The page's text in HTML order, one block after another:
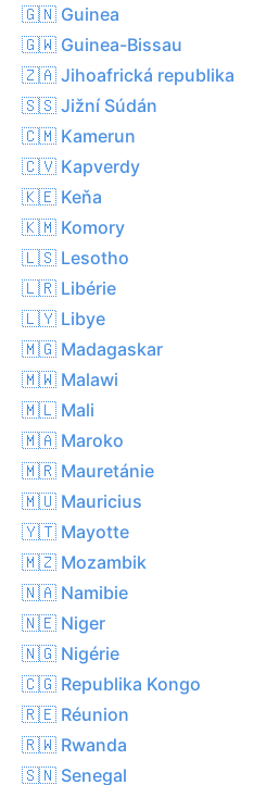
🇬🇳 Guinea
🇬🇼 Guinea-Bissau
🇿🇦 Jihoafrická republika
🇸🇸 Jižní Súdán
🇨🇲 Kamerun
🇨🇻 Kapverdy
🇰🇪 Keňa
🇰🇲 Komory
🇱🇸 Lesotho
🇱🇷 Libérie
🇱🇾 Libye
🇲🇬 Madagaskar
🇲🇼 Malawi
🇲🇱 Mali
🇲🇦 Maroko
🇲🇷 Mauretánie
🇲🇺 Mauricius
🇾🇹 Mayotte
🇲🇿 Mozambik
🇳🇦 Namibie
🇳🇪 Niger
🇳🇬 Nigérie
🇨🇬 Republika Kongo
🇷🇪 Réunion
🇷🇼 Rwanda
🇸🇳 Senegal